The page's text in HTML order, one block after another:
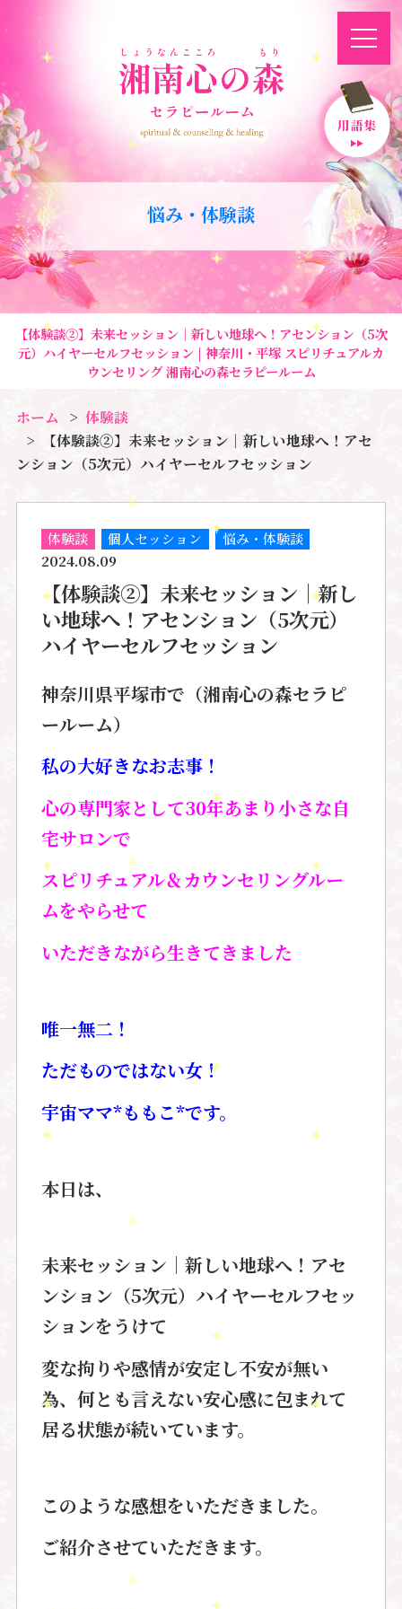
悩み・体験談
【体験談②】未来セッション｜新しい地球へ！アセンション（5次
元）ハイヤーセルフセッション | 神奈川・平塚 スピリチュアルカ
ウンセリング 湘南心の森セラピールーム
ホーム
体験談
【体験談②】未来セッション｜新しい地球へ！アセ
ンション（5次元）ハイヤーセルフセッション
体験談 個人セッション
悩み・体験談
2024.08.09
【体験談②】未来セッション｜新し
い地球へ！アセンション（5次元）
ハイヤーセルフセッション
神奈川県平塚市で（湘南心の森セラピ
ールーム）
私の大好きなお志事！
心の専門家として30年あまり小さな自
宅サロンで
スピリチュアル＆カウンセリングルー
ムをやらせて
いただきながら生きてきました
唯一無二！
ただものではない女！
宇宙ママ*ももこ*です。
本日は、
未来セッション｜新しい地球へ！アセ
ンション（5次元）ハイヤーセルフセッ
ションをうけて
変な拘りや感情が安定し不安が無い
為、何とも言えない安心感に包まれて
居る状態が続いています。
このような感想をいただきました。
ご紹介させていただきます。